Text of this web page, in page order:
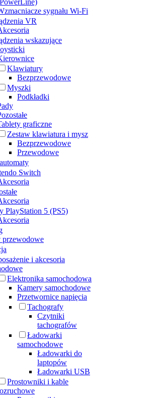
sygnału Wi-Fi
VR
wskazujące
Klawiatury
Bezprzewodowe
Myszki
Podkładki
graficzne
Zestaw klawiatura i mysz
Bezprzewodowe
Przewodowe
Switch
PlayStation 5 (PS5)
przewodowe
i akcesoria
Elektronika samochodowa
Kamery samochodowe
Przetwornice napięcia
Tachografy
Czytniki
tachografów
Ładowarki
samochodowe
Ładowarki do
laptopów
Ładowarki USB
Prostowniki i kable